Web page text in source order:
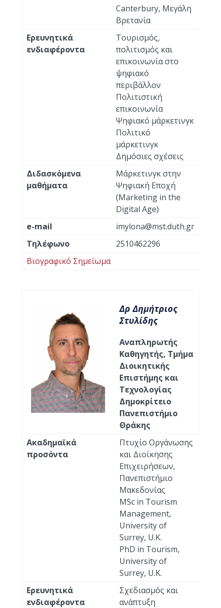
Canterbury, Μεγάλη
Βρετανία
Ερευνητικά
ενδιαφέροντα
Τουρισμός,
πολιτισμός και
επικοινωνία στο
ψηφιακό
περιβάλλον
Πολιτιστική
επικοινωνία
Ψηφιακό μάρκετινγκ
Πολιτικό
μάρκετινγκ
Δημόσιες σχέσεις
Διδασκόμενα
μαθήματα
Μάρκετινγκ στην
Ψηφιακή Εποχή
(Marketing in the
Digital Age)
e-mail
imylona@mst.duth.gr
Τηλέφωνο
2510462296
Βιογραφικό Σημείωμα
Δρ Δημήτριος
Στυλίδης
Αναπληρωτής
Καθηγητής, Τμήμα
Διοικητικής
Επιστήμης και
Τεχνολογίας
Δημοκρίτειο
Πανεπιστήμιο
Θράκης
Ακαδημαϊκά
προσόντα
Πτυχίο Οργάνωσης
και Διοίκησης
Επιχειρήσεων,
Πανεπιστήμιο
Μακεδονίας
MSc in Tourism
Management,
University of
Surrey, U.K.
PhD in Tourism,
University of
Surrey, U.K.
Ερευνητικά
ενδιαφέροντα
Σχεδιασμός και
ανάπτυξη